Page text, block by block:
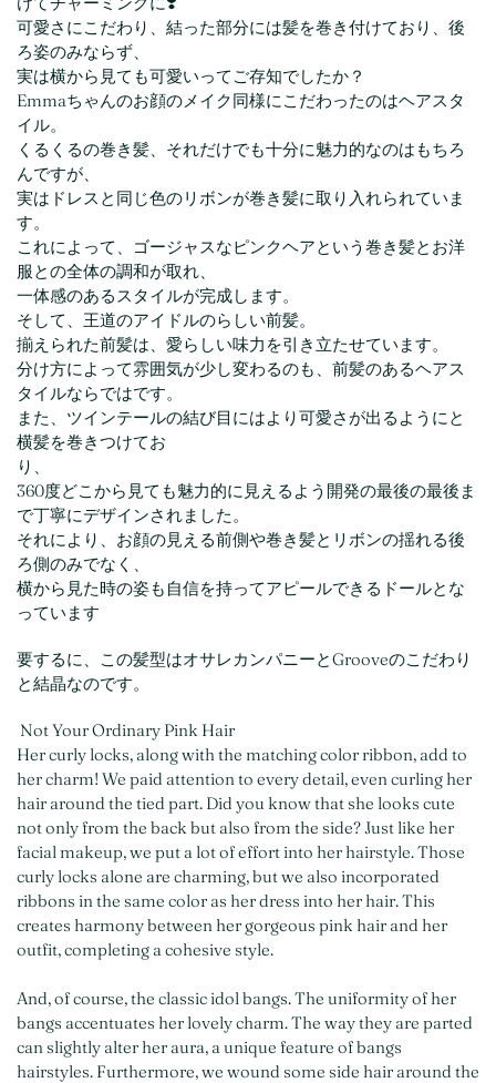
可愛さにこだわり、結った部分には髪を巻き付けており、後
ろ姿のみならず、
実は横から見ても可愛いってご存知でしたか？
Emmaちゃんのお顔のメイク同様にこだわったのはヘアスタ
イル。
くるくるの巻き髪、それだけでも十分に魅力的なのはもちろ
んですが、
実はドレスと同じ色のリボンが巻き髪に取り入れられていま
す。
これによって、ゴージャスなピンクヘアという巻き髪とお洋
服との全体の調和が取れ、
一体感のあるスタイルが完成します。
そして、王道のアイドルのらしい前髪。
揃えられた前髪は、愛らしい味力を引き立たせています。
分け方によって雰囲気が少し変わるのも、前髪のあるヘアス
タイルならではです。
また、ツインテールの結び目にはより可愛さが出るようにと
横髪を巻きつけてお
り、
360度どこから見ても魅力的に見えるよう開発の最後の最後ま
で丁寧にデザインされました。
それにより、お顔の見える前側や巻き髪とリボンの揺れる後
ろ側のみでなく、
横から見た時の姿も自信を持ってアピールできるドールとな
っています
要するに、この髪型はオサレカンパニーとGrooveのこだわり
と結晶なのです。
Not Your Ordinary Pink Hair
Her curly locks, along with the matching color ribbon, add to
her charm! We paid attention to every detail, even curling her
hair around the tied part. Did you know that she looks cute
not only from the back but also from the side? Just like her
facial makeup, we put a lot of effort into her hairstyle. Those
curly locks alone are charming, but we also incorporated
ribbons in the same color as her dress into her hair. This
creates harmony between her gorgeous pink hair and her
outfit, completing a cohesive style.
And, of course, the classic idol bangs. The uniformity of her
bangs accentuates her lovely charm. The way they are parted
can slightly alter her aura, a unique feature of bangs
hairstyles. Furthermore, we wound some side hair around the